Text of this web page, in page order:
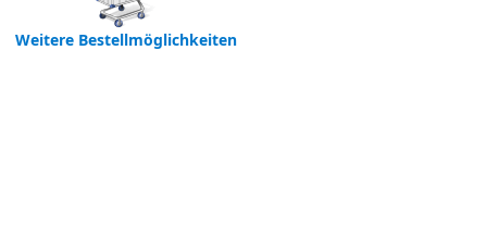
Weitere Bestellmöglichkeiten